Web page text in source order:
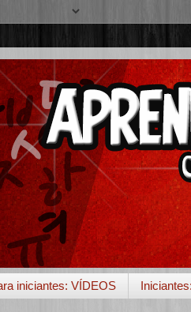
iniciantes: VÍDEOS